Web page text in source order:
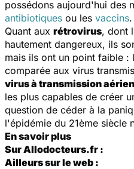
possédons aujourd'hui des
antibiotiques ou les vaccins.
Quant aux rétrovirus, dont
hautement dangereux, ils
mais ils ont un point faible :
comparée aux virus
virus à transmission
les plus capables de créer
question de céder à la
l'épidémie du 21ème siècle
En savoir plus
Sur Allodocteurs.fr :
Ailleurs sur le web :